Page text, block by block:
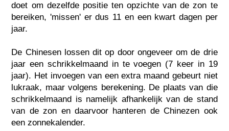
doet om dezelfde positie ten opzichte van de zon te
bereiken, 'missen' er dus 11 en een kwart dagen per
jaar.
De Chinesen lossen dit op door ongeveer om de drie
jaar een schrikkelmaand in te voegen (7 keer in 19
jaar). Het invoegen van een extra maand gebeurt niet
lukraak, maar volgens berekening. De plaats van die
schrikkelmaand is namelijk afhankelijk van de stand
van de zon en daarvoor hanteren de Chinezen ook
een zonnekalender.